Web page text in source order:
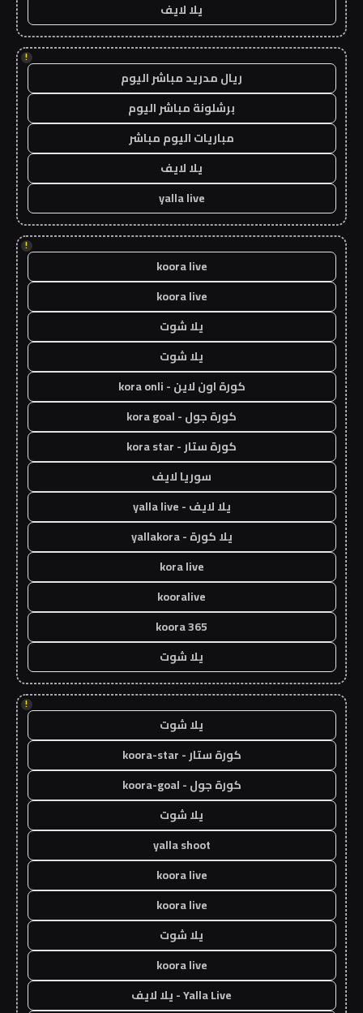
يلا لايف
!
ريال مدريد مباشر اليوم
برشلونة مباشر اليوم
مباريات اليوم مباشر
يلا لايف
yalla live
!
koora live
koora live
يلا شوت
يلا شوت
كورة اون لاين - kora onli
كورة جول - kora goal
كورة ستار - kora star
سوريا لايف
يلا لايف - yalla live
يلا كورة - yallakora
kora live
kooralive
koora 365
يلا شوت
!
يلا شوت
كورة ستار - koora-star
كورة جول - koora-goal
يلا شوت
yalla shoot
koora live
koora live
يلا شوت
koora live
Yalla Live - يلا لايف